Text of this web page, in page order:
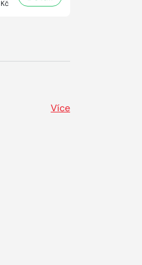
Kč
Více